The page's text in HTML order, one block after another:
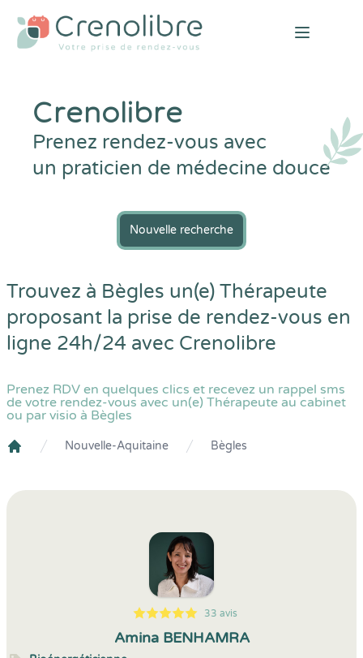
Open
Crenolibre
Prenez rendez-vous avec
un praticien de médecine douce
Nouvelle recherche
Trouvez à Bègles un(e) Thérapeute
proposant la prise de rendez-vous en
ligne 24h/24 avec Crenolibre
Prenez RDV en quelques clics et recevez un rappel sms
de votre rendez-vous avec un(e) Thérapeute au cabinet
ou par visio à Bègles
Nouvelle-Aquitaine Bègles
5
1
5
33 33 avis
Amina BENHAMRA